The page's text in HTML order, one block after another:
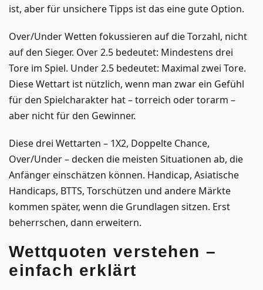
ist, aber für unsichere Tipps ist das eine gute Option.
Over/Under Wetten fokussieren auf die Torzahl, nicht
auf den Sieger. Over 2.5 bedeutet: Mindestens drei
Tore im Spiel. Under 2.5 bedeutet: Maximal zwei Tore.
Diese Wettart ist nützlich, wenn man zwar ein Gefühl
für den Spielcharakter hat – torreich oder torarm –
aber nicht für den Gewinner.
Diese drei Wettarten – 1X2, Doppelte Chance,
Over/Under – decken die meisten Situationen ab, die
Anfänger einschätzen können. Handicap, Asiatische
Handicaps, BTTS, Torschützen und andere Märkte
kommen später, wenn die Grundlagen sitzen. Erst
beherrschen, dann erweitern.
Wettquoten verstehen –
einfach erklärt